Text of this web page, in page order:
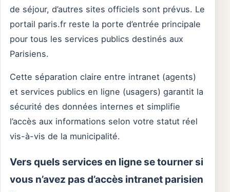
de séjour, d’autres sites officiels sont prévus. Le
portail paris.fr reste la porte d’entrée principale
pour tous les services publics destinés aux
Parisiens.
Cette séparation claire entre intranet (agents)
et services publics en ligne (usagers) garantit la
sécurité des données internes et simplifie
l’accès aux informations selon votre statut réel
vis-à-vis de la municipalité.
Vers quels services en ligne se tourner si
vous n’avez pas d’accès intranet parisien